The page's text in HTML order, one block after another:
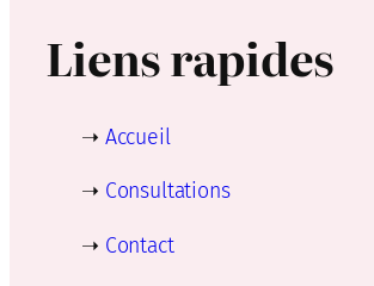
Liens rapides
➝ Accueil
➝ Consultations
➝ Contact